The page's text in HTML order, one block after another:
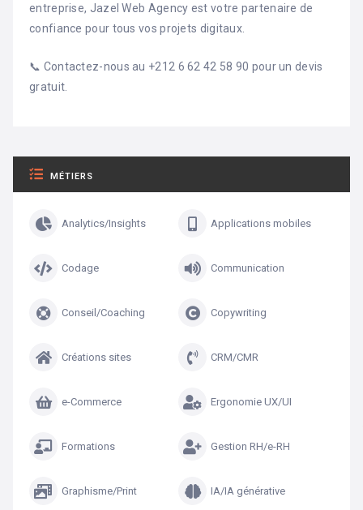
entreprise, Jazel Web Agency est votre partenaire de
confiance pour tous vos projets digitaux.
📞 Contactez-nous au +212 6 62 42 58 90 pour un devis
gratuit.
MÉTIERS
Analytics/Insights Applications mobiles
Codage Communication
Conseil/Coaching Copywriting
Créations sites CRM/CMR
e-Commerce Ergonomie UX/UI
Formations Gestion RH/e-RH
Graphisme/Print IA/IA générative